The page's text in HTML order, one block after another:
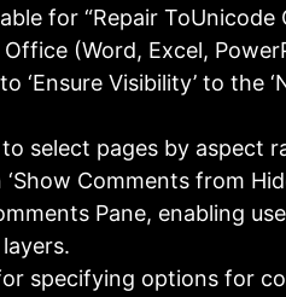
for “Repair
(Word, Excel,
‘Ensure Visibility’ to the
select pages by aspect
Comments from
Pane, enabling
specifying options for